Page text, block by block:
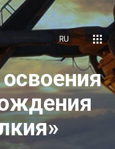
RU
освоения